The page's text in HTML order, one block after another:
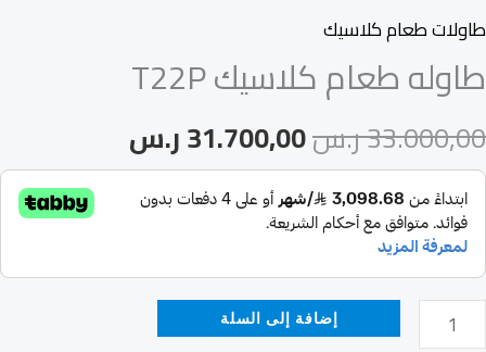
طاولات طعام كلاسيك
طاوله طعام كلاسيك T22P
33.000,00ر.س31.700,00ر.س
إضافة إلى السلة